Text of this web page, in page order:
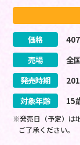
価格 407
売場
全
発売時期
対象年齢
15
※発売日（予定）は
ご了承ください。